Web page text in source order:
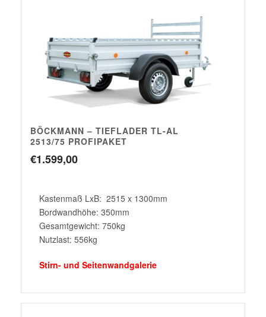
BÖCKMANN – TIEFLADER TL-AL
2513/75 PROFIPAKET
€1.599,00
Kastenmaß LxB: 2515 x 1300mm
Bordwandhöhe: 350mm
Gesamtgewicht: 750kg
Nutzlast: 556kg
Stirn- und Seitenwandgalerie